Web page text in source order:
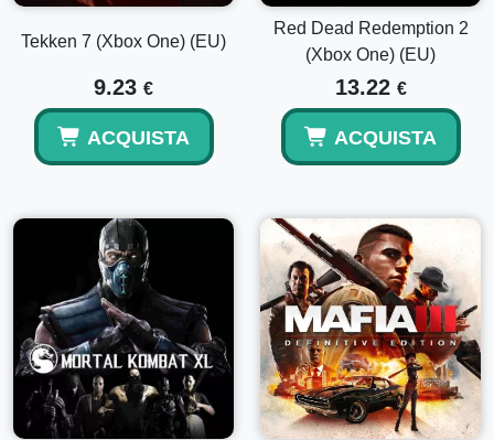
Tekken 7 (Xbox One) (EU)
9.23 €
ACQUISTA
Red Dead Redemption 2
(Xbox One) (EU)
13.22 €
ACQUISTA